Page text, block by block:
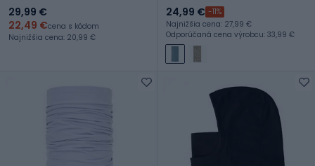
29,99 €
22,49 €cena s kódom
Najnižšia cena: 20,99 €
24,99 € -11%
Najnižšia cena: 27,99 €
Odporúčaná cena výrobcu: 33,99 €